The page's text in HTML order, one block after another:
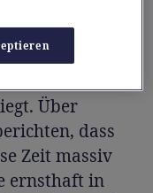
Über
dass
Zeit massiv
ernsthaft in